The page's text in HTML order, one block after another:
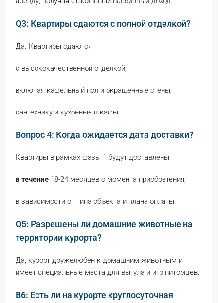
Q3: Квартиры сдаются с полной отделкой?
Да. Квартиры сдаются
с высококачественной отделкой,
включая кафельный пол и окрашенные стены,
сантехнику и кухонные шкафы.
Вопрос 4: Когда ожидается дата доставки?
Квартиры в рамках фазы 1 будут доставлены
в течение 18-24 месяцев с момента приобретения,
в зависимости от типа объекта и плана оплаты.
Q5: Разрешены ли домашние животные на
территории курорта?
Да, курорт дружелюбен к домашним животным и
имеет специальные места для выгула и игр питомцев.
В6: Есть ли на курорте круглосуточная